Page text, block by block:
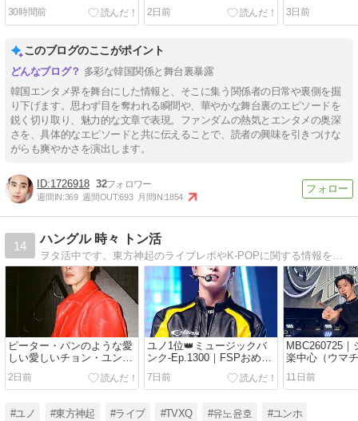
30時間前
2日前
3日前
このブログのここがポイント
多彩な韓国関係と舞台裏暴露
韓国エンタメ界を舞台にした情報と、そこに集う関係者の日常や裏側を掘
り下げます。思わず目を奪われる瞬間や、華やかな舞台裏のエピソードを
鋭く切り取り、魅力的な文章で表現。ファンダムの熱気とエンタメの奥深
さを、具体的なエピソードと共に伝えることで、読者の興味を引きつけな
がらも爽やかさを演出します。
1726918 32
週間IN:369 週間OUT:693 月間IN:1854
14
ハングル 時々 トン活
ピーター・パンのような愛
しい愛しいチョン・ユンホ
さま。
2日前
ユノ1位👑ミュージックバ
ンク-Ep.1300｜FSPおめで
とう✨️
7日前
MBC260725｜
楽中心（ウマ
11日前
#ユノ #東方神起 #ライブ #TVXQ #유노윤호 #ユンホ